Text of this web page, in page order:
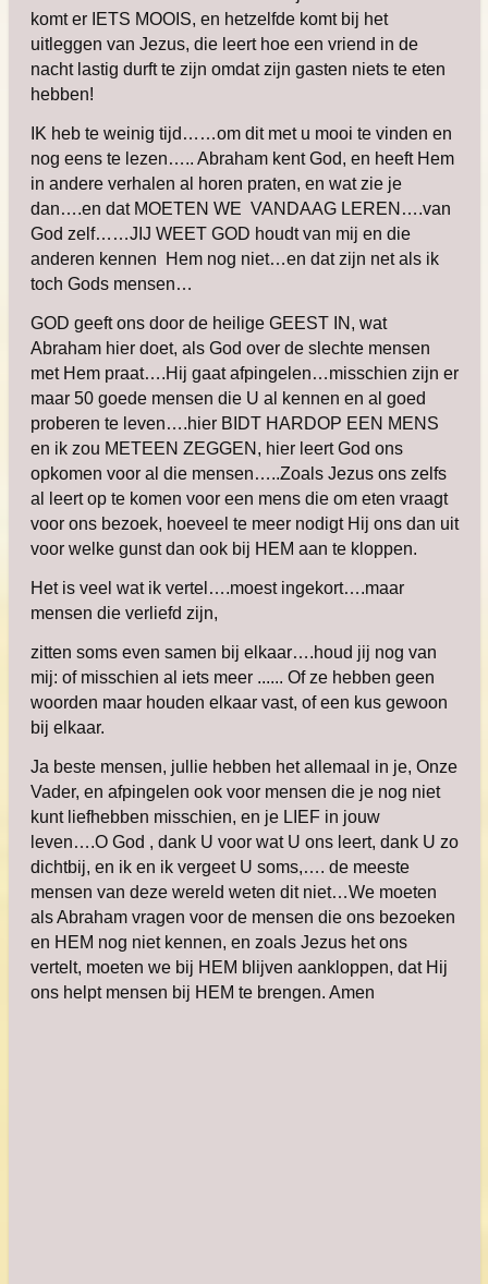
komt er IETS MOOIS, en hetzelfde komt bij het
uitleggen van Jezus, die leert hoe een vriend in de
nacht lastig durft te zijn omdat zijn gasten niets te eten
hebben!
IK heb te weinig tijd……om dit met u mooi te vinden en
nog eens te lezen….. Abraham kent God, en heeft Hem
in andere verhalen al horen praten, en wat zie je
dan….en dat MOETEN WE VANDAAG LEREN….van
God zelf……JIJ WEET GOD houdt van mij en die
anderen kennen Hem nog niet…en dat zijn net als ik
toch Gods mensen…
GOD geeft ons door de heilige GEEST IN, wat
Abraham hier doet, als God over de slechte mensen
met Hem praat….Hij gaat afpingelen…misschien zijn er
maar 50 goede mensen die U al kennen en al goed
proberen te leven….hier BIDT HARDOP EEN MENS
en ik zou METEEN ZEGGEN, hier leert God ons
opkomen voor al die mensen…..Zoals Jezus ons zelfs
al leert op te komen voor een mens die om eten vraagt
voor ons bezoek, hoeveel te meer nodigt Hij ons dan uit
voor welke gunst dan ook bij HEM aan te kloppen.
Het is veel wat ik vertel….moest ingekort….maar
mensen die verliefd zijn,
zitten soms even samen bij elkaar….houd jij nog van
mij: of misschien al iets meer ...... Of ze hebben geen
woorden maar houden elkaar vast, of een kus gewoon
bij elkaar.
Ja beste mensen, jullie hebben het allemaal in je, Onze
Vader, en afpingelen ook voor mensen die je nog niet
kunt liefhebben misschien, en je LIEF in jouw
leven….O God , dank U voor wat U ons leert, dank U zo
dichtbij, en ik en ik vergeet U soms,…. de meeste
mensen van deze wereld weten dit niet…We moeten
als Abraham vragen voor de mensen die ons bezoeken
en HEM nog niet kennen, en zoals Jezus het ons
vertelt, moeten we bij HEM blijven aankloppen, dat Hij
ons helpt mensen bij HEM te brengen. Amen